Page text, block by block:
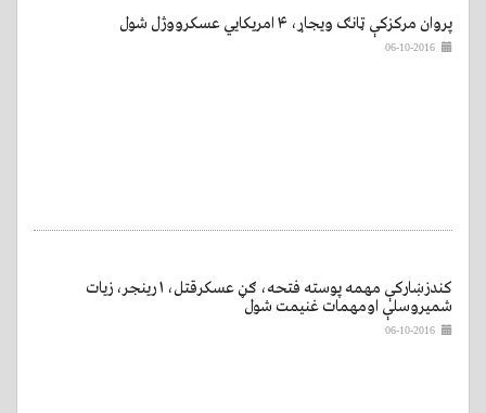
پروان مرکزکې ټانګ ویجاړ، ۴ امریکايي عسکرووژل شول
06-10-2016
کندزښارکې مهمه پوسته فتحه، ګڼ عسکرقتل، ۱ رینجر، زیات
شمیروسلې اومهمات غنیمت شول
06-10-2016